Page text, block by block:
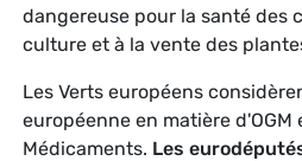
dangereuse pour la santé des
culture et à la vente des
Les Verts européens
européenne en matière
Médicaments. Les